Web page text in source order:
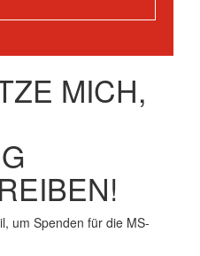
MICH,
um Spenden für die MS-